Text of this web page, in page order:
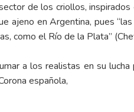
de los criollos,
ajeno en Argentina, pues
como el Río de la Plata”
a los realistas en su lucha
española,